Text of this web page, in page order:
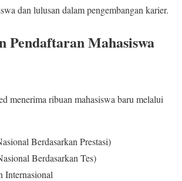
dan lulusan dalam pengembangan karier.
Pendaftaran Mahasiswa
menerima ribuan mahasiswa baru melalui
Berdasarkan Prestasi)
Berdasarkan Tes)
Internasional